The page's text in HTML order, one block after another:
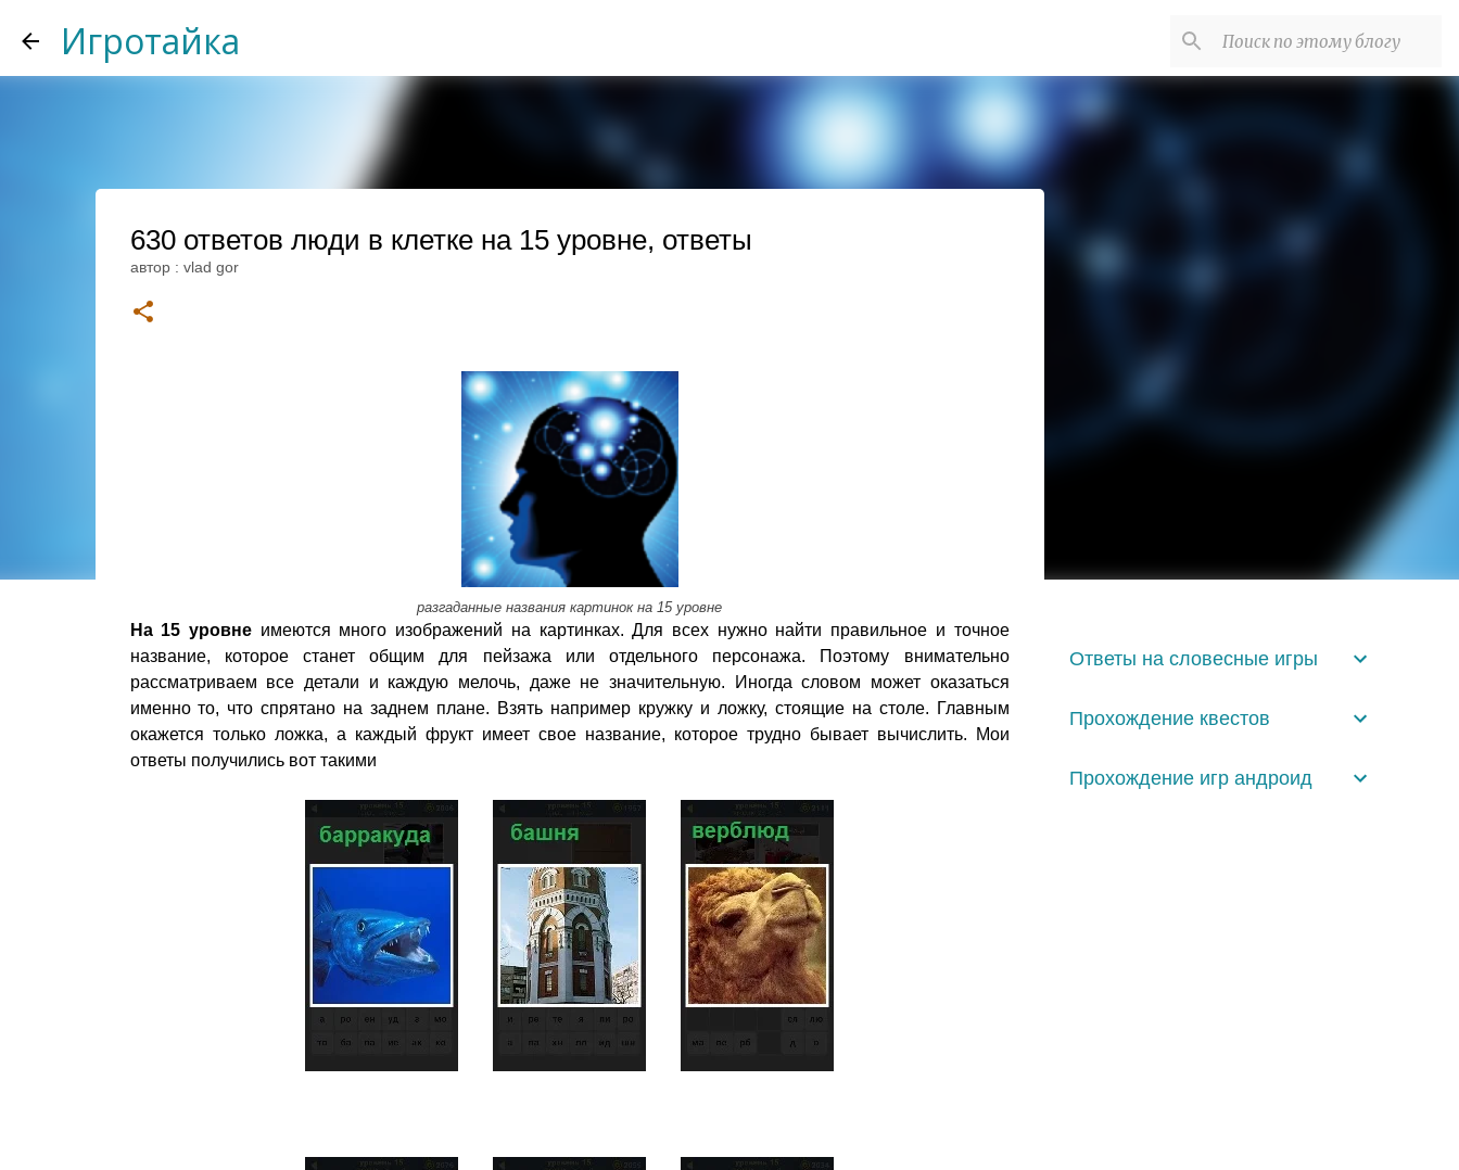
Игротайка
630 ответов люди в клетке на 15 уровне, ответы
автор : vlad gor
разгаданные названия картинок на 15 уровне
На 15 уровнеимеются много изображений на картинках. Для всех нужно найти правильное и точное
название, которое станет общим для пейзажа или отдельного персонажа. Поэтому внимательно
рассматриваем все детали и каждую мелочь, даже не значительную. Иногда словом может оказаться
именно то, что спрятано на заднем плане. Взять например кружку и ложку, стоящие на столе. Главным
окажется только ложка, а каждый фрукт имеет свое название, которое трудно бывает вычислить. Мои
ответы получились вот такими
Ответы на словесные игры
Прохождение квестов
Прохождение игр андроид